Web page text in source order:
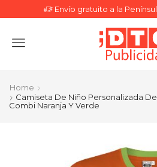
Envío gratuito a la
Menu
Home
Camiseta De Niño Personalizada
Combi Naranja Y Verde